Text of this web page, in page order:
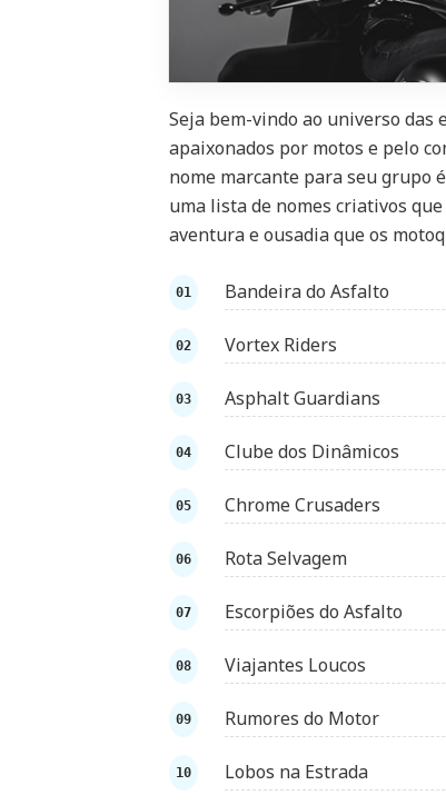
Seja bem-vindo ao universo das
apaixonados por motos e pelo
nome marcante para seu grupo
uma lista de nomes criativos
aventura e ousadia que os
Bandeira do Asfalto
Vortex Riders
Asphalt Guardians
Clube dos Dinâmicos
Chrome Crusaders
Rota Selvagem
Escorpiões do Asfalto
Viajantes Loucos
Rumores do Motor
Lobos na Estrada